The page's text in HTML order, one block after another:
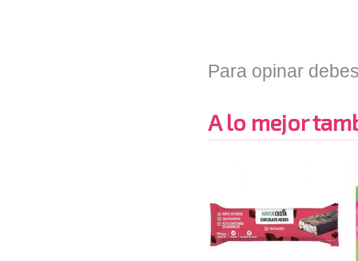
Para opinar
A lo mejor